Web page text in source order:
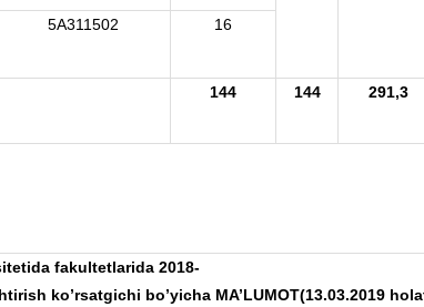
5A311502 16
144 144 291,3
fakultetlarida 2018-
ko’rsatgichi bo’yicha MA’LUMOT(13.03.2019